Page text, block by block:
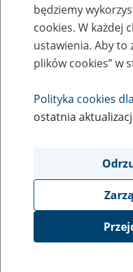
Przerwa w
przyjmowania
zgłoszeniowych
programu Płatnik
Szanowni Państwo,
w związku z
będziemy
cookies. W każdej
ustawienia. Aby to
plików cookies” w
Polityka cookies
ostatnia